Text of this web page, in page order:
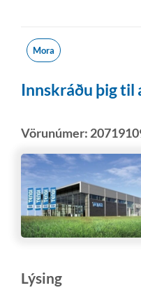
Mora
Innskráðu þig til
Vörunúmer:
Lýsing